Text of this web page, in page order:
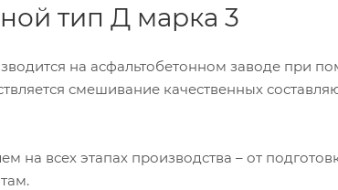
тип Д марка 3
на асфальтобетонном заводе при
смешивание качественных
на всех этапах производства – от